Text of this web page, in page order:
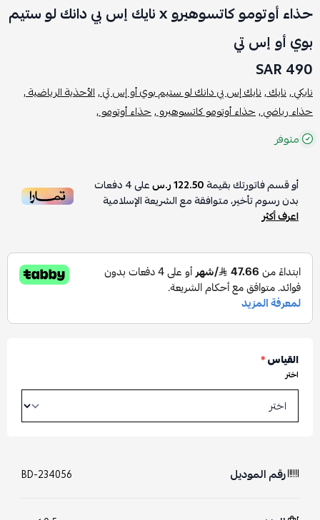
حذاء أوتومو كاتسوهيرو x نايك إس بي دانك لو ستيم
بوي أو إس تي
490 SAR
نايكي ,نايك ,نايك إس بي دانك لو ستيم بوي أو إس تي ,الأحذية الرياضية ,
حذاء رياضي ,حذاء أوتومو كاتسوهيرو ,حذاء أوتومو ,
متوفر
أو قسم فاتورتك بقيمة122.50 ر.س على4دفعات
بدون رسوم تأخير، متوافقة مع الشريعة الإسلامية
اعرف أكثر
القياس*
اختر
رقم الموديل BD-234056